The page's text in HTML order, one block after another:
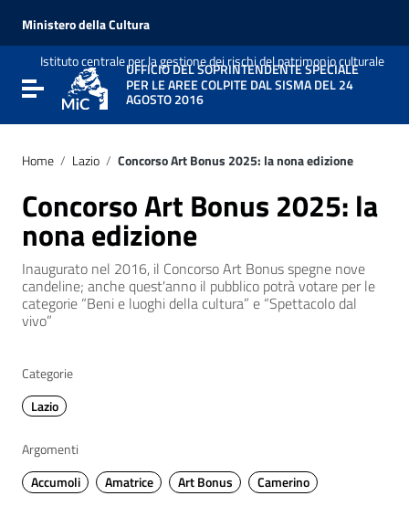
Vai al menu di navigazione
Vai al footer
Ministero della Cultura
Istituto centrale per la gestione dei rischi del patrimonio culturale
Attiva / disattiva la navigazione
UFFICIO DEL SOPRINTENDENTE SPECIALE
PER LE AREE COLPITE DAL SISMA DEL 24
AGOSTO 2016
Home / Lazio / Concorso Art Bonus 2025: la nona edizione
Concorso Art Bonus 2025: la
nona edizione
Inaugurato nel 2016, il Concorso Art Bonus spegne nove
candeline; anche quest'anno il pubblico potrà votare per le
categorie “Beni e luoghi della cultura” e “Spettacolo dal
vivo”
Categorie
Lazio
Argomenti
Accumoli
Amatrice Art Bonus Camerino